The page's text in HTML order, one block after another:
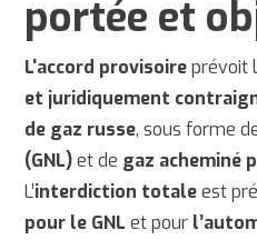
portée et
L'accord provisoireprévoit
et juridiquement
de gaz russe, sous forme
(GNL)et de gaz acheminé
L’interdiction totaleest
pour le GNL et pour